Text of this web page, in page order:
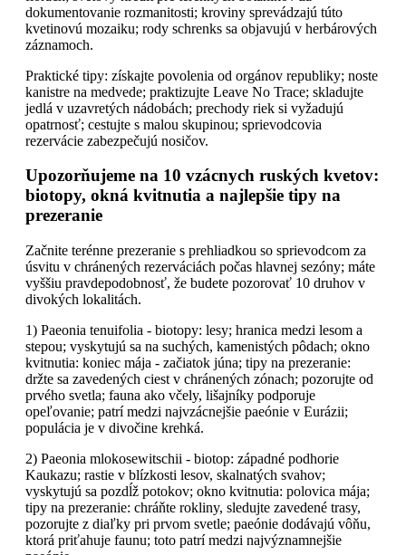
dokumentovanie rozmanitosti; kroviny sprevádzajú túto
kvetinovú mozaiku; rody schrenks sa objavujú v herbárových
záznamoch.
Praktické tipy: získajte povolenia od orgánov republiky; noste
kanistre na medvede; praktizujte Leave No Trace; skladujte
jedlá v uzavretých nádobách; prechody riek si vyžadujú
opatrnosť; cestujte s malou skupinou; sprievodcovia
rezervácie zabezpečujú nosičov.
Upozorňujeme na 10 vzácnych ruských kvetov:
biotopy, okná kvitnutia a najlepšie tipy na
prezeranie
Začnite terénne prezeranie s prehliadkou so sprievodcom za
úsvitu v chránených rezerváciách počas hlavnej sezóny; máte
vyššiu pravdepodobnosť, že budete pozorovať 10 druhov v
divokých lokalitách.
1) Paeonia tenuifolia - biotopy: lesy; hranica medzi lesom a
stepou; vyskytujú sa na suchých, kamenistých pôdach; okno
kvitnutia: koniec mája - začiatok júna; tipy na prezeranie:
držte sa zavedených ciest v chránených zónach; pozorujte od
prvého svetla; fauna ako včely, lišajníky podporuje
opeľovanie; patrí medzi najvzácnejšie paeónie v Eurázii;
populácia je v divočine krehká.
2) Paeonia mlokosewitschii - biotop: západné podhorie
Kaukazu; rastie v blízkosti lesov, skalnatých svahov;
vyskytujú sa pozdĺž potokov; okno kvitnutia: polovica mája;
tipy na prezeranie: chráňte rokliny, sledujte zavedené trasy,
pozorujte z diaľky pri prvom svetle; paeónie dodávajú vôňu,
ktorá priťahuje faunu; toto patrí medzi najvýznamnejšie